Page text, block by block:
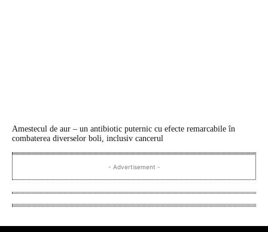
Amestecul de aur – un antibiotic puternic cu efecte remarcabile în
combaterea diverselor boli, inclusiv cancerul
- Advertisement -